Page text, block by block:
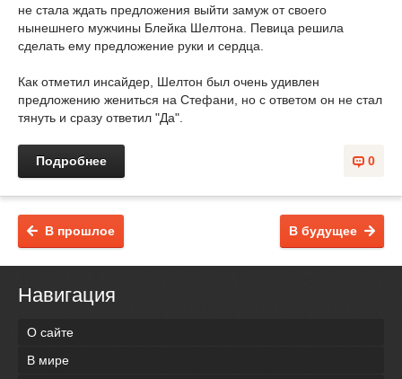
не стала ждать предложения выйти замуж от своего
нынешнего мужчины Блейка Шелтона. Певица решила
сделать ему предложение руки и сердца.
Как отметил инсайдер, Шелтон был очень удивлен
предложению жениться на Стефани, но с ответом он не стал
тянуть и сразу ответил "Да".
0
Подробнее
В будущее
В прошлое
Навигация
О сайте
В мире